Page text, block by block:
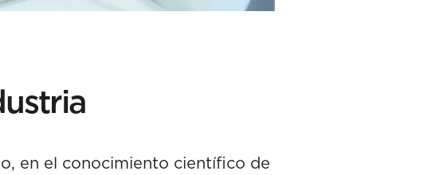
en el conocimiento científico de